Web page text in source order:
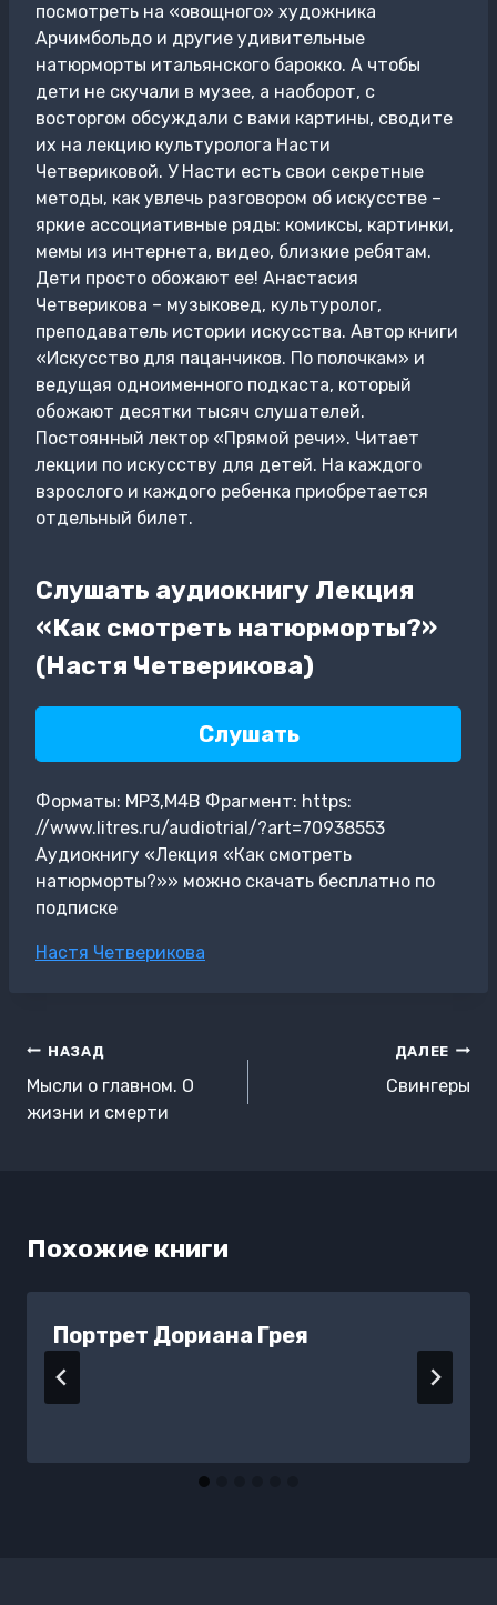
посмотреть на «овощного» художника
Арчимбольдо и другие удивительные
натюрморты итальянского барокко. А чтобы
дети не скучали в музее, а наоборот, с
восторгом обсуждали с вами картины, сводите
их на лекцию культуролога Насти
Четвериковой. У Насти есть свои секретные
методы, как увлечь разговором об искусстве –
яркие ассоциативные ряды: комиксы, картинки,
мемы из интернета, видео, близкие ребятам.
Дети просто обожают ее! Анастасия
Четверикова – музыковед, культуролог,
преподаватель истории искусства. Автор книги
«Искусство для пацанчиков. По полочкам» и
ведущая одноименного подкаста, который
обожают десятки тысяч слушателей.
Постоянный лектор «Прямой речи». Читает
лекции по искусству для детей. На каждого
взрослого и каждого ребенка приобретается
отдельный билет.
Слушать аудиокнигу Лекция
«Как смотреть натюрморты?»
(Настя Четверикова)
Слушать
Форматы: MP3,M4B Фрагмент: https:
//www.litres.ru/audiotrial/?art=70938553
Аудиокнигу «Лекция «Как смотреть
натюрморты?»» можно скачать бесплатно по
подписке
Метки
Настя Четверикова
Навигация
по
записям
НАЗАД
Мысли о главном. О
жизни и смерти
ДАЛЕЕ
Свингеры
Похожие книги
Портрет Дориана Грея